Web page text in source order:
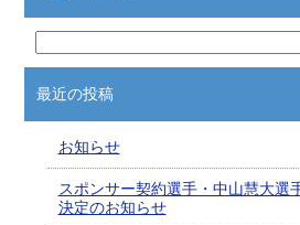
最近の投稿
お知らせ
スポンサー契約選手・中山慧大選
決定のお知らせ